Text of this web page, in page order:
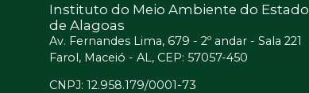
Instituto do Meio Ambiente do Estado
de Alagoas
Av. Fernandes Lima, 679 - 2º andar - Sala 221
Farol, Maceió - AL, CEP: 57057-450
CNPJ: 12.958.179/0001-73